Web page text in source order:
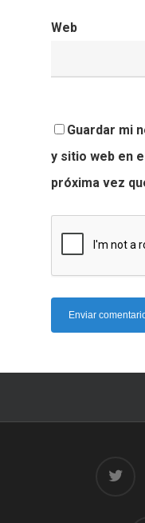
Web
Guardar mi
y sitio web en
próxima vez